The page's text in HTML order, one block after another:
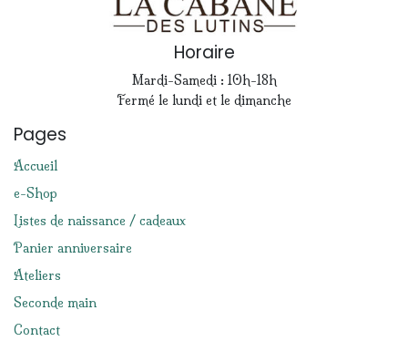
Horaire
Mardi-Samedi : 10h-18h
Fermé le lundi et le dimanche
Pages
Accueil
e-Shop
Listes de naissance / cadeaux
Panier anniversaire
Ateliers
Seconde main
Contact